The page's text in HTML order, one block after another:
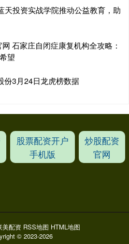
天投资实战学院推动公益教育，助
石家庄自闭症康复机构全攻略：
望
份3月24日龙虎榜数据
股票配资开户
手机版
炒股配资
官网
美配资 RSS地图 HTML地图
© 2023-2026